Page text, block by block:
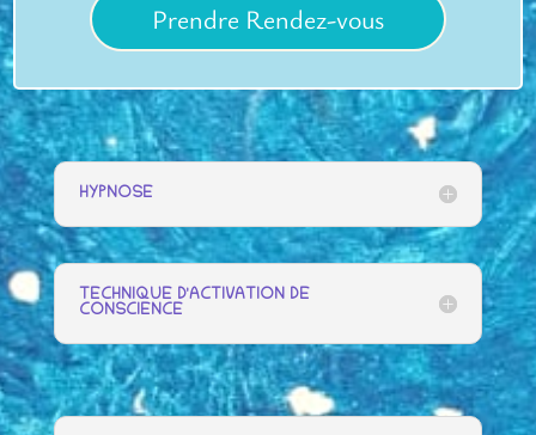
Prendre Rendez-vous
HYPNOSE
TECHNIQUE D'ACTIVATION DE
CONSCIENCE